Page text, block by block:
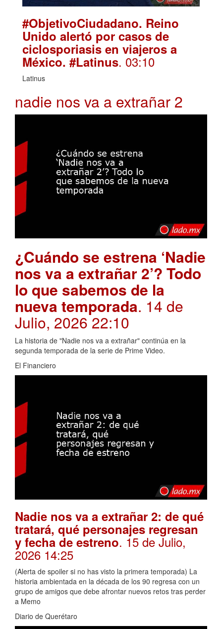
#ObjetivoCiudadano. Reino
Unido alertó por casos de
ciclosporiasis en viajeros a
México. #Latinus. 03:10
Latinus
nadie nos va a extrañar 2
¿Cuándo se estrena ‘Nadie
nos va a extrañar 2’? Todo
lo que sabemos de la
nueva temporada. 14 de
Julio, 2026 22:10
La historia de "Nadie nos va a extrañar" continúa en la
segunda temporada de la serie de Prime Video.
El Financiero
Nadie nos va a extrañar 2: de qué
tratará, qué personajes regresan
y fecha de estreno. 15 de Julio,
2026 14:25
(Alerta de spoiler si no has visto la primera temporada) La
historia ambientada en la década de los 90 regresa con un
grupo de amigos que debe afrontar nuevos retos tras perder
a Memo
Diario de Querétaro